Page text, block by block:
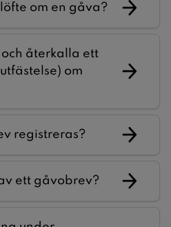
om en gåva?
återkalla ett
om
registreras?
ett gåvobrev?